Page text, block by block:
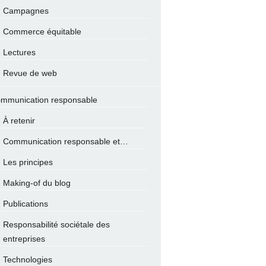
Campagnes
Commerce équitable
Lectures
Revue de web
responsable
À retenir
Communication responsable et…
Les principes
Making-of du blog
Publications
Responsabilité sociétale des
entreprises
Technologies